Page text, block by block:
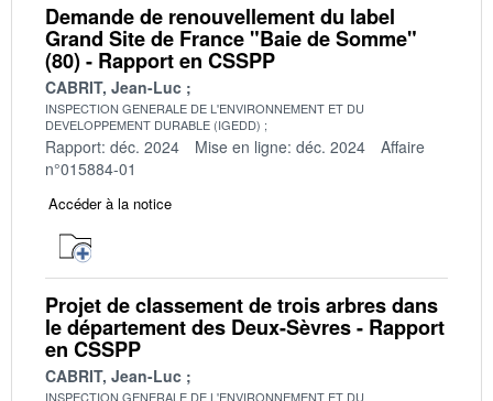
Demande de renouvellement du label
Grand Site de France "Baie de Somme"
(80) - Rapport en CSSPP
CABRIT, Jean-Luc
INSPECTION GENERALE DE L'ENVIRONNEMENT ET DU
DEVELOPPEMENT DURABLE (IGEDD)
Rapport: déc. 2024 Mise en ligne: déc. 2024
Affaire
n°015884-01
Accéder à la notice
Projet de classement de trois arbres dans
le département des Deux-Sèvres - Rapport
en CSSPP
CABRIT, Jean-Luc
INSPECTION GENERALE DE L'ENVIRONNEMENT ET DU